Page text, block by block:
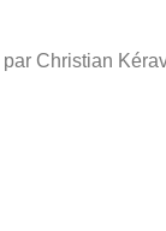
par Christian